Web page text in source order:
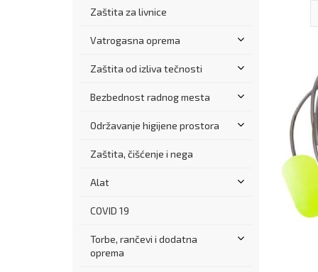
Zaštita za livnice
Vatrogasna oprema
Zaštita od izliva tečnosti
Bezbednost radnog mesta
Održavanje higijene prostora
Zaštita, čišćenje i nega
Alat
COVID 19
Torbe, rančevi i dodatna
oprema